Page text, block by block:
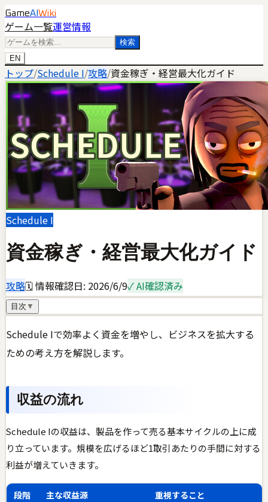
GameAI Wiki
ゲーム一覧運営情報
検索
EN
トップ/Schedule I/攻略/資金稼ぎ・経営最大化ガイド
Schedule I
資金稼ぎ・経営最大化ガイド
攻略🗓 情報確認日: 2026/6/9✓ AI確認済み
目次 ▼
Schedule Iで効率よく資金を増やし、ビジネスを拡大する
ための考え方を解説します。
収益の流れ
Schedule Iの収益は、製品を作って売る基本サイクルの上に成
り立っています。規模を広げるほど1取引あたりの手間に対する
利益が増えていきます。
段階 主な収益源
重視すること